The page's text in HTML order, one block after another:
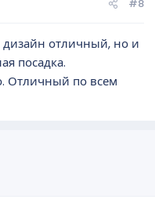
#8
дизайн отличный, но и
посадка.
Отличный по всем